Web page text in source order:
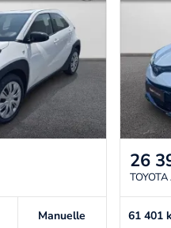
Manuelle
26
61 401